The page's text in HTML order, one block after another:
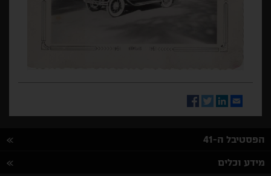
Email
LinkedIn
Twitter
Facebook
הפסטיבל ה-41
מידע וכלים